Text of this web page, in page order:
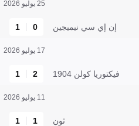
25 يوليو 2026
إن إي سي نيميجين 0
1
17 يوليو 2026
فيكتوريا كولن 1904 2
1
11 يوليو 2026
ثون 1
1